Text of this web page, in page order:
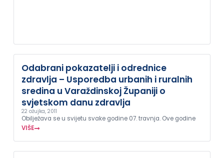
Odabrani pokazatelji i odrednice
zdravlja – Usporedba urbanih i ruralnih
sredina u Varaždinskoj Županiji o
svjetskom danu zdravlja
22 ožujka, 2011
Obilježava se u svijetu svake godine 07. travnja. Ove godine
VIŠE